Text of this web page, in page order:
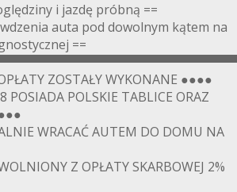
i jazdę próbną ==
auta pod dowolnym kątem na
==
ZOSTAŁY WYKONANE ●●●●
POLSKIE TABLICE ORAZ
WRACAĆ AUTEM DO DOMU NA
Z OPŁATY SKARBOWEJ 2%